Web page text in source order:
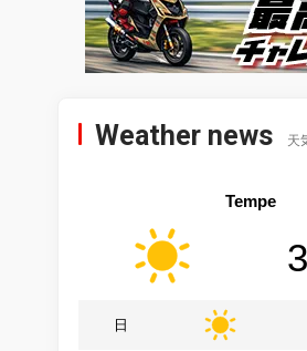
Weather news 天
Tempe
日